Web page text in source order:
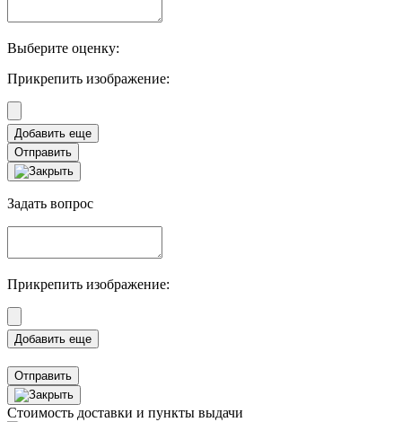
Выберите оценку:
Прикрепить изображение:
Отправить
Задать вопрос
Прикрепить изображение:
Отправить
Стоимость доставки и пункты выдачи